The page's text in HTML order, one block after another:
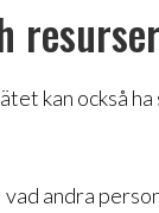
kan också
vad andra